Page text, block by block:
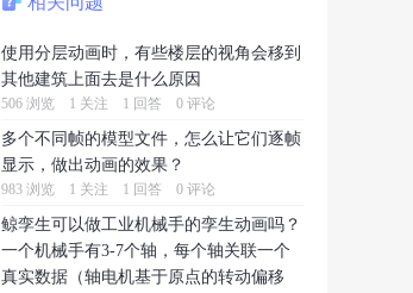
使用分层动画时，有些楼层的视角会移到
其他建筑上面去是什么原因
506 浏览 1 关注 1 回答 0 评论
多个不同帧的模型文件，怎么让它们逐帧
显示，做出动画的效果？
983 浏览 1 关注 1 回答 0 评论
鲸孪生可以做工业机械手的孪生动画吗？
一个机械手有3-7个轴，每个轴关联一个
真实数据（轴电机基于原点的转动偏移